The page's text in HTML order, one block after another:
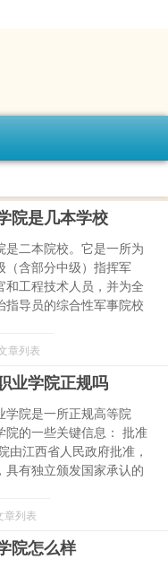
院是几本学校
是二本院校。它是一所为
（含部分中级）指挥军
和工程技术人员，并为全
指导员的综合性军事院校
章列表
业学院正规吗
学院是一所正规高等院
院的一些关键信息： 批准
由江西省人民政府批准，
具有独立颁发国家承认的
章列表
院怎么样